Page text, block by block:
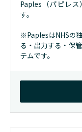
Paples（パピレ
す。
※PaplesはNHSの
る・出力する・保
テムです。